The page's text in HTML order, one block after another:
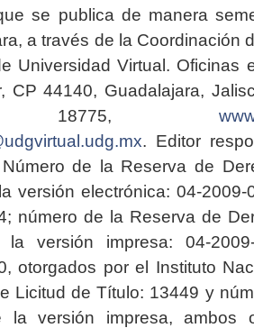
se publica de manera
a través de la Coordinación
Universidad Virtual. Oficinas
CP 44140, Guadalajara,
18775,
. Editor
de la Reserva de
versión electrónica: 04-2009-
número de la Reserva de
versión impresa: 04-2009-
otorgados por el Instituto
Licitud de Título: 13449 y
la versión impresa, ambos